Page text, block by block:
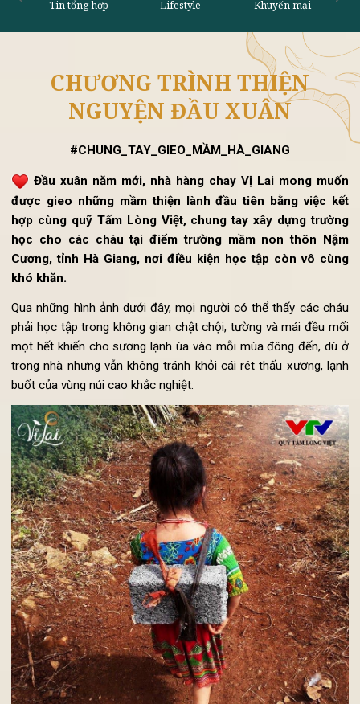
Tin tổng hợp Lifestyle
CHƯƠNG TRÌNH THIỆN
NGUYỆN ĐẦU XUÂN
#CHUNG_TAY_GIEO_MẦM_HÀ_GIANG
Đầu xuân năm mới, nhà hàng chay Vị Lai mong
được gieo những mầm thiện lành đầu tiên bằng việc
hợp cùng quỹ Tấm Lòng Việt, chung tay xây dựng
học cho các cháu tại điểm trường mầm non thôn
khó khăn.
Qua những hình ảnh dưới đây, mọi người có thể thấy các
phải học tập trong không gian chật chội, tường và mái đều
mọt hết khiến cho sương lạnh ùa vào mỗi mùa đông đến, dù
trong nhà nhưng vẫn không tránh khỏi cái rét thấu xương,
buốt của vùng núi cao khắc nghiệt.